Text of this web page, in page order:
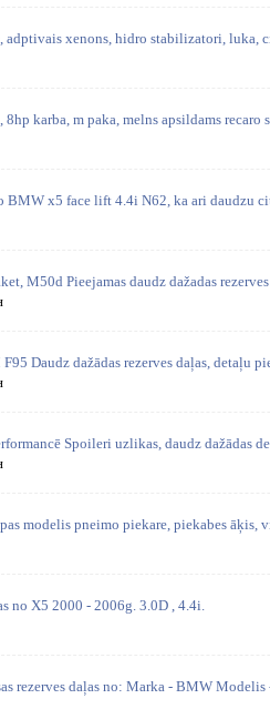
adptivais xenons, hidro stabilizatori, luka,
8hp karba, m paka, melns apsildams recaro
BMW x5 face lift 4.4i N62, ka ari daudzu
M50d Pieejamas daudz dažadas
Daudz dažādas rezerves daļas, detaļu
Spoileri uzlikas, daudz dažādas
modelis pneimo piekare, piekabes āķis,
no X5 2000 - 2006g. 3.0D , 4.4i.
rezerves daļas no: Marka - BMW